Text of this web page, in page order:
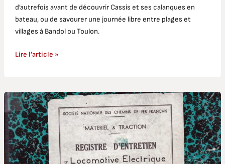
d’autrefois avant de découvrir Cassis et ses calanques en
bateau, ou de savourer une journée libre entre plages et
villages à Bandol ou Toulon.
Lire l’article »
Livraison
de
la
BB
25639
en